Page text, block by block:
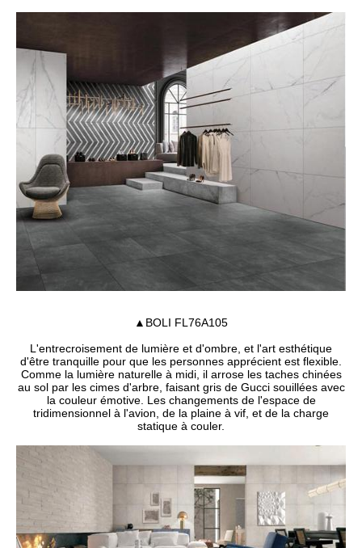
▲BOLI FL76A105
L'entrecroisement de lumière et d'ombre, et l'art esthétique
d'être tranquille pour que les personnes apprécient est flexible.
Comme la lumière naturelle à midi, il arrose les taches chinées
au sol par les cimes d'arbre, faisant gris de Gucci souillées avec
la couleur émotive. Les changements de l'espace de
tridimensionnel à l'avion, de la plaine à vif, et de la charge
statique à couler.